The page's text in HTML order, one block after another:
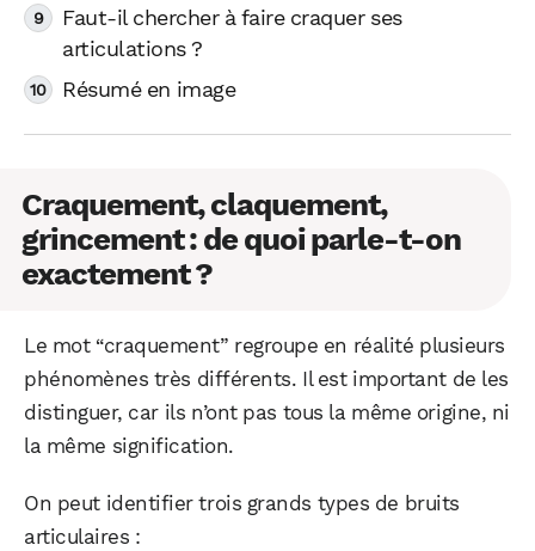
Faut-il chercher à faire craquer ses
articulations ?
Résumé en image
Craquement, claquement,
grincement : de quoi parle-t-on
exactement ?
Le mot “craquement” regroupe en réalité plusieurs
phénomènes très différents. Il est important de les
distinguer, car ils n’ont pas tous la même origine, ni
la même signification.
On peut identifier trois grands types de bruits
articulaires :